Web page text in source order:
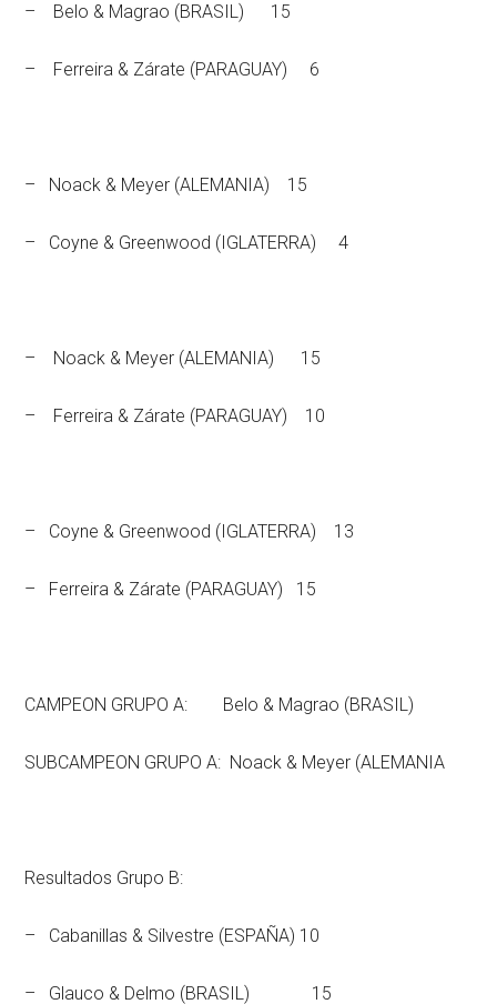
– Belo & Magrao (BRASIL) 15
– Ferreira & Zárate (PARAGUAY) 6
– Noack & Meyer (ALEMANIA) 15
– Coyne & Greenwood (IGLATERRA) 4
– Noack & Meyer (ALEMANIA) 15
– Ferreira & Zárate (PARAGUAY) 10
– Coyne & Greenwood (IGLATERRA) 13
– Ferreira & Zárate (PARAGUAY) 15
CAMPEON GRUPO A: Belo & Magrao (BRASIL)
SUBCAMPEON GRUPO A: Noack & Meyer (ALEMANIA
Resultados Grupo B:
– Cabanillas & Silvestre (ESPAÑA) 10
– Glauco & Delmo (BRASIL) 15